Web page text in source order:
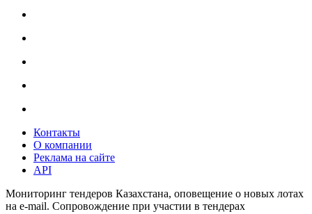
Контакты
О компании
Реклама на сайте
API
Мониторинг тендеров Казахстана, оповещение о новых лотах
на e-mail. Сопровождение при участии в тендерах